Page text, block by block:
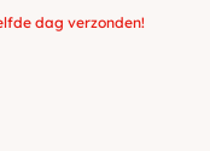
dag verzonden!